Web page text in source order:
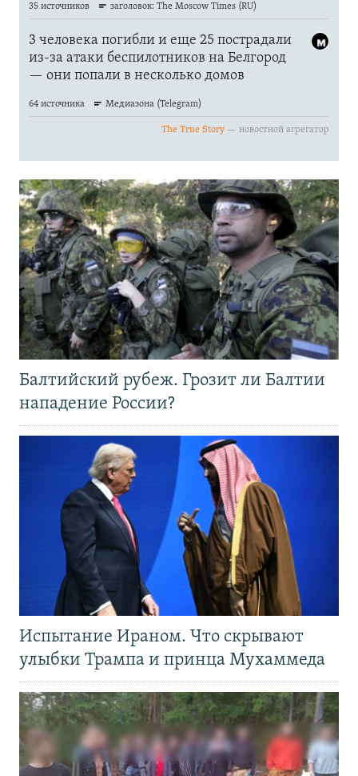
Балтийский рубеж. Грозит ли Балтии
нападение России?
Испытание Ираном. Что скрывают
улыбки Трампа и принца Мухаммеда